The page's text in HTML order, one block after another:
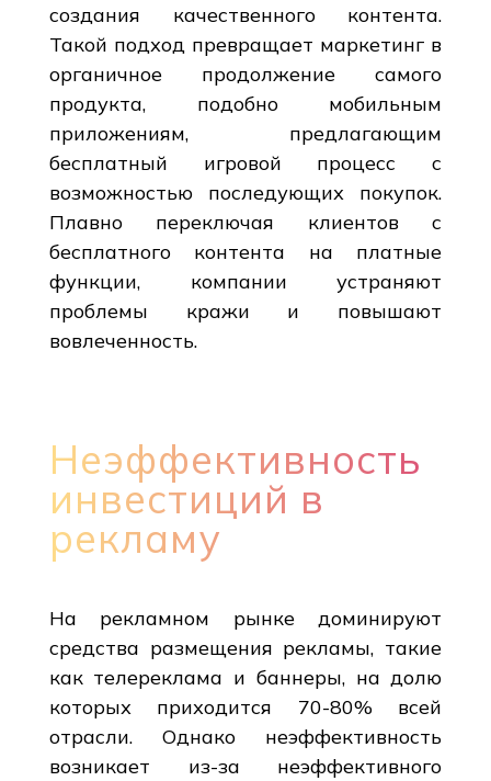
создания качественного контента.
Такой подход превращает маркетинг в
органичное продолжение самого
продукта, подобно мобильным
приложениям, предлагающим
бесплатный игровой процесс с
возможностью последующих покупок.
Плавно переключая клиентов с
бесплатного контента на платные
функции, компании устраняют
проблемы кражи и повышают
вовлеченность.
Неэффективность
инвестиций в
рекламу
На рекламном рынке доминируют
средства размещения рекламы, такие
как телереклама и баннеры, на долю
которых приходится 70-80% всей
отрасли. Однако неэффективность
возникает из-за неэффективного